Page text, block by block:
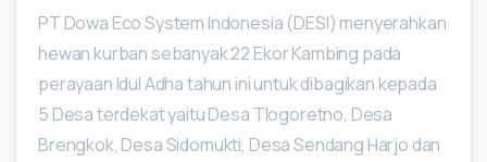
PT Dowa Eco System Indonesia (DESI) menyerahkan
hewan kurban sebanyak 22 Ekor Kambing pada
perayaan Idul Adha tahun ini untuk dibagikan kepada
5 Desa terdekat yaitu Desa Tlogoretno, Desa
Brengkok, Desa Sidomukti, Desa Sendang Harjo dan